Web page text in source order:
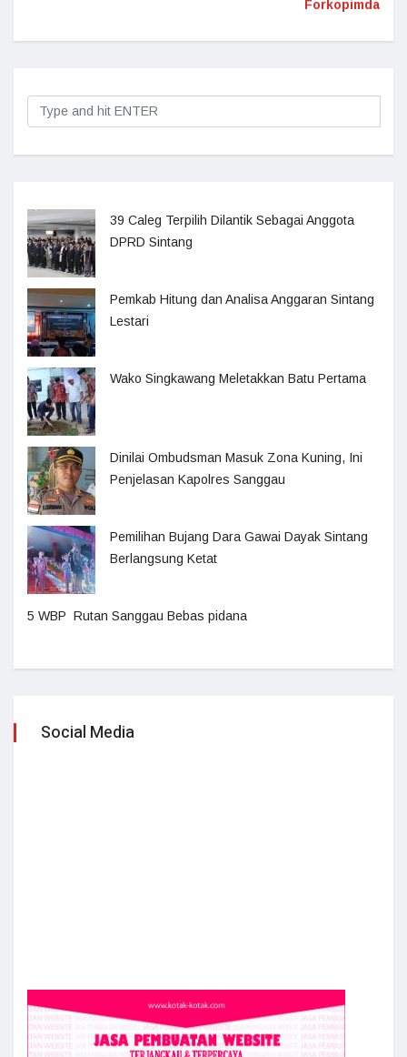
Forkopimda
39 Caleg Terpilih Dilantik Sebagai Anggota
DPRD Sintang
Pemkab Hitung dan Analisa Anggaran Sintang
Lestari
Wako Singkawang Meletakkan Batu Pertama
Dinilai Ombudsman Masuk Zona Kuning, Ini
Penjelasan Kapolres Sanggau
Pemilihan Bujang Dara Gawai Dayak Sintang
Berlangsung Ketat
5 WBP Rutan Sanggau Bebas pidana
Social Media